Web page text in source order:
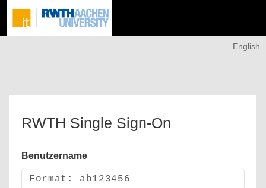
English
RWTH Single Sign-On
Benutzername